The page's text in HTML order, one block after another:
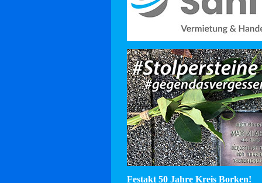
Festakt 50 Jahre Kreis Borken!